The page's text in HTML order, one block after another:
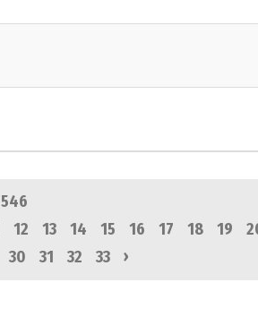
546
12 13 14 15 16 17 18 19
30 31 32 33 ›